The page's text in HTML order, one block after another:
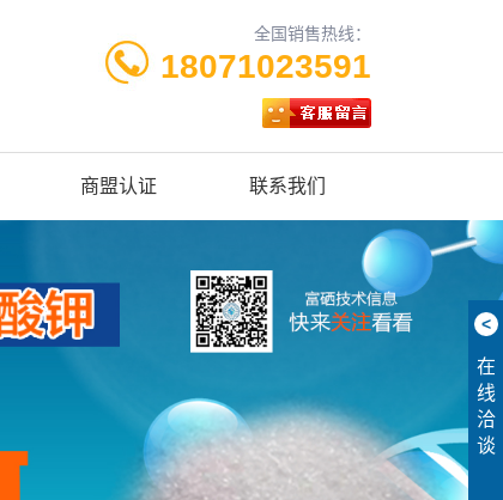
全国销售热线：
18071023591
商盟认证 联系我们
<
在
线
洽
谈